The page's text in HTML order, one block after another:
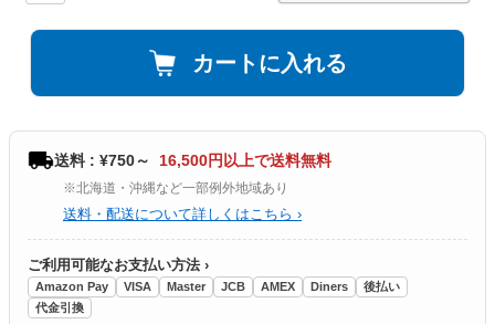
カートに入れる
送料 : ¥750～ 16,500円以上で送料無料
※北海道・沖縄など一部例外地域あり
送料・配送について詳しくはこちら ›
ご利用可能なお支払い方法 ›
Amazon Pay VISA Master JCB AMEX Diners
後払い
代金引換